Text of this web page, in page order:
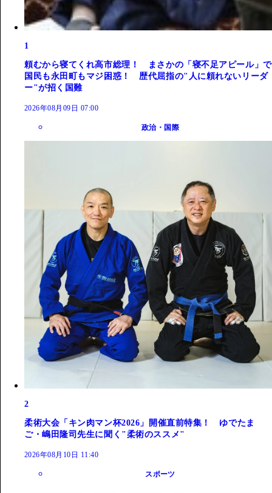
1
頼むから寝てくれ高市総理！ まさかの「寝不足アピール」で
国民も永田町もマジ困惑！ 歴代屈指の"人に頼れないリーダ
ー"が招く国難
2026年08月09日 07:00
政治・国際
2
柔術大会「キン肉マン杯2026」開催直前特集！ ゆでたま
ご・嶋田隆司先生に聞く"柔術のススメ"
2026年08月10日 11:40
スポーツ